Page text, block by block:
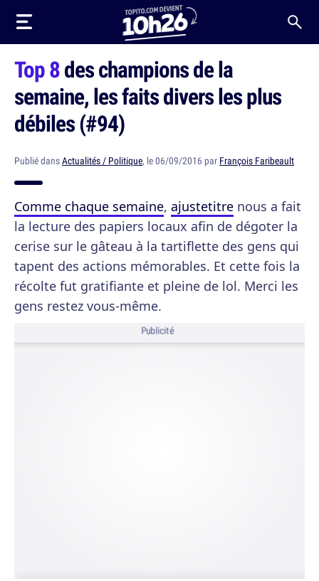
Top 8des champions de la
semaine, les faits divers les plus
débiles (#94)
Publié dansActualités / Politique, le 06/09/2016 par François Faribeault
Comme chaque semaine, ajustetitre nous a fait
la lecture des papiers locaux afin de dégoter la
cerise sur le gâteau à la tartiflette des gens qui
tapent des actions mémorables. Et cette fois la
récolte fut gratifiante et pleine de lol. Merci les
gens restez vous-même.
Publicité